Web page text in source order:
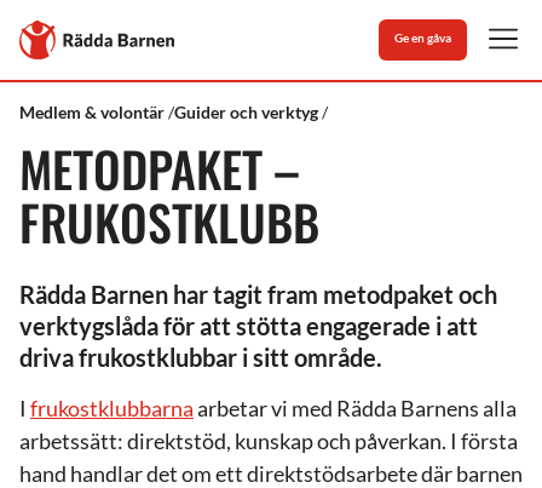
Till
Rädda
Barnens
Ge en gåva
Rädda
Medlem & volontär Guider och verktyg
Frukostklubben
METODPAKET –
FRUKOSTKLUBB
Rädda Barnen har tagit fram metodpaket och
verktygslåda för att stötta engagerade i att
driva frukostklubbar i sitt område.
I frukostklubbarnaarbetar vi med Rädda Barnens alla
arbetssätt: direktstöd, kunskap och påverkan. I första
hand handlar det om ett direktstödsarbete där barnen